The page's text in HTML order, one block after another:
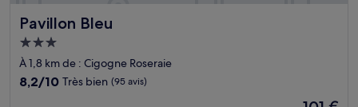
Pavillon Bleu
Pavillon Bleu
Hébergement
3.0 étoiles
À 1,8 km de : Cigogne Roseraie
8.2
8,2/10 Très bien (95 avis)
Le